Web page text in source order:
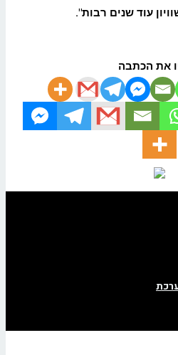
עוד שנים רבות".
את הכתבה